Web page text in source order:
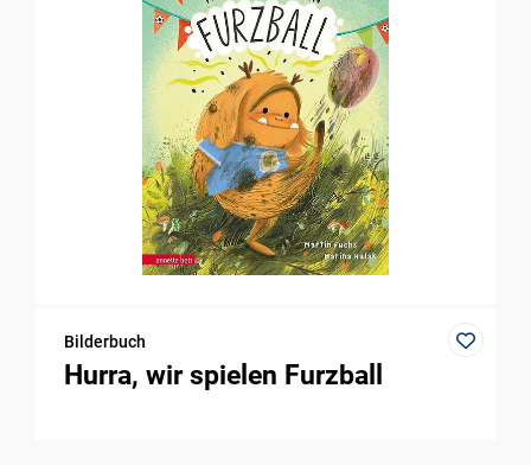
Bilderbuch
Hurra, wir spielen Furzball